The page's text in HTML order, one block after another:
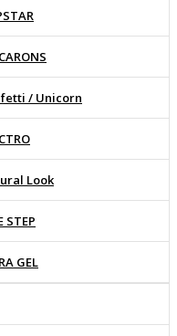
/ Unicorn
Look
GEL